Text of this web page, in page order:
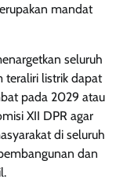
mandat
seluruh
teraliri listrik dapat
pada 2029 atau
XII DPR agar
di seluruh
dan